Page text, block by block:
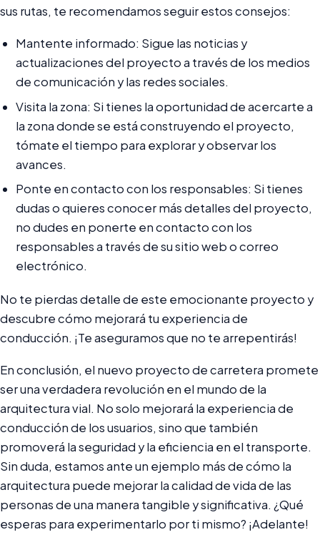
sus rutas, te recomendamos seguir estos consejos:
Mantente informado: Sigue las noticias y
actualizaciones del proyecto a través de los medios
de comunicación y las redes sociales.
Visita la zona: Si tienes la oportunidad de acercarte a
la zona donde se está construyendo el proyecto,
tómate el tiempo para explorar y observar los
avances.
Ponte en contacto con los responsables: Si tienes
dudas o quieres conocer más detalles del proyecto,
no dudes en ponerte en contacto con los
responsables a través de su sitio web o correo
electrónico.
No te pierdas detalle de este emocionante proyecto y
descubre cómo mejorará tu experiencia de
conducción. ¡Te aseguramos que no te arrepentirás!
En conclusión, el nuevo proyecto de carretera promete
ser una verdadera revolución en el mundo de la
arquitectura vial. No solo mejorará la experiencia de
conducción de los usuarios, sino que también
promoverá la seguridad y la eficiencia en el transporte.
Sin duda, estamos ante un ejemplo más de cómo la
arquitectura puede mejorar la calidad de vida de las
personas de una manera tangible y significativa. ¿Qué
esperas para experimentarlo por ti mismo? ¡Adelante!